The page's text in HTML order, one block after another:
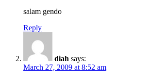
salam gendo
Reply
diah says:
March 27, 2009 at 8:52 am